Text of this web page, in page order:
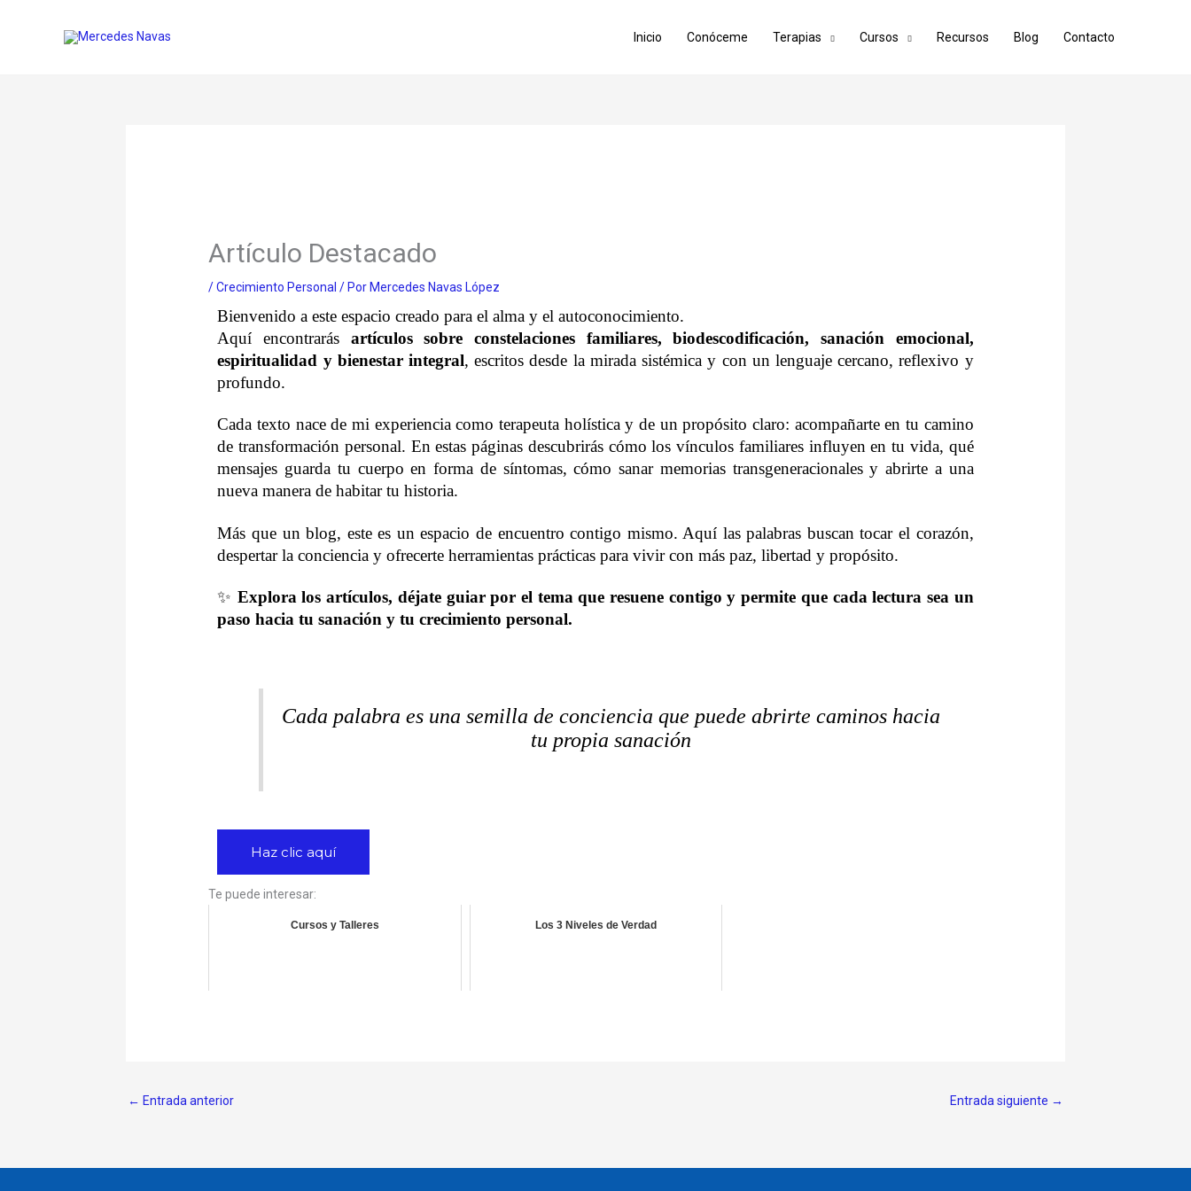
Inicio Conóceme Terapias Cursos Recursos Blog Contacto
Artículo Destacado
/Crecimiento Personal / Por Mercedes Navas López
Bienvenido a este espacio creado para el alma y el autoconocimiento.
Aquí encontrarás artículos sobre constelaciones familiares, biodescodificación, sanación emocional,
espiritualidad y bienestar integral, escritos desde la mirada sistémica y con un lenguaje cercano, reflexivo y
profundo.
Cada texto nace de mi experiencia como terapeuta holística y de un propósito claro: acompañarte en tu camino
de transformación personal. En estas páginas descubrirás cómo los vínculos familiares influyen en tu vida, qué
mensajes guarda tu cuerpo en forma de síntomas, cómo sanar memorias transgeneracionales y abrirte a una
nueva manera de habitar tu historia.
Más que un blog, este es un espacio de encuentro contigo mismo. Aquí las palabras buscan tocar el corazón,
despertar la conciencia y ofrecerte herramientas prácticas para vivir con más paz, libertad y propósito.
✨ Explora los artículos, déjate guiar por el tema que resuene contigo y permite que cada lectura sea un
paso hacia tu sanación y tu crecimiento personal.
Cada palabra es una semilla de conciencia que puede abrirte caminos hacia
tu propia sanación
Haz clic aquí
Te puede interesar:
Cursos y Talleres Los 3 Niveles de Verdad
← Entrada anterior Entrada siguiente →